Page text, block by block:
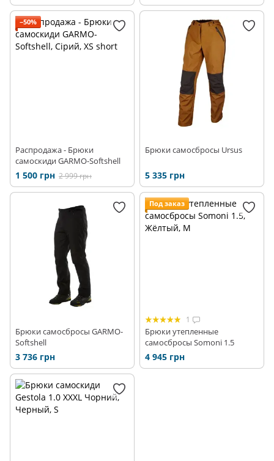
−50%
Распродажа - Брюки
самоскиди GARMO-Softshell
1 500 грн 2 999 грн
Брюки самосбросы Ursus
5 335 грн
Брюки самосбросы GARMO-
Softshell
3 736 грн
Под заказ
1
Брюки утепленные
самосбросы Somoni 1.5
4 945 грн